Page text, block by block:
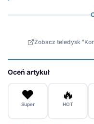
Zobacz teledysk
Oceń artykuł
❤️
Super
🔥
HOT